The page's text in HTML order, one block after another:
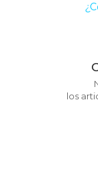
los